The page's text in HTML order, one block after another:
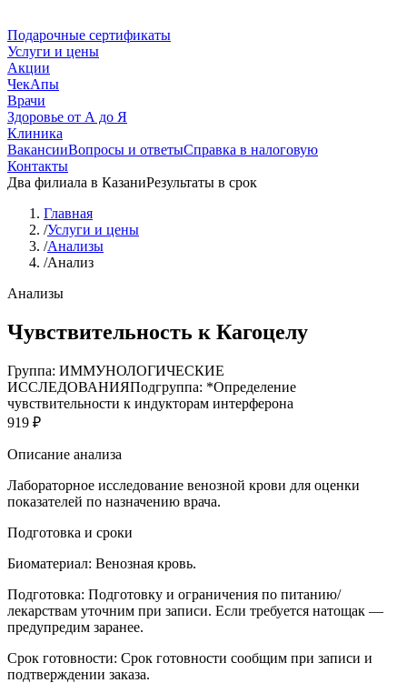
Подарочные сертификаты
Услуги и цены
Акции
ЧекАпы
Врачи
Здоровье от А до Я
Клиника
ВакансииВопросы и ответыСправка в налоговую
Контакты
Два филиала в КазаниРезультаты в срок
Главная
/Услуги и цены
/Анализы
/Анализ
Анализы
Чувствительность к Кагоцелу
Группа: ИММУНОЛОГИЧЕСКИЕ
ИССЛЕДОВАНИЯПодгруппа: *Определение
чувствительности к индукторам интерферона
919 ₽
Описание анализа
Лабораторное исследование венозной крови для оценки
показателей по назначению врача.
Подготовка и сроки
Биоматериал: Венозная кровь.
Подготовка: Подготовку и ограничения по питанию/
лекарствам уточним при записи. Если требуется натощак —
предупредим заранее.
Срок готовности: Срок готовности сообщим при записи и
подтверждении заказа.